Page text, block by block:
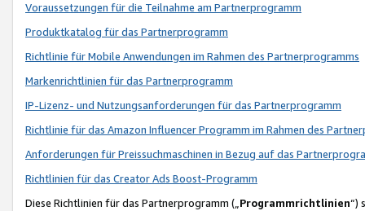
Voraussetzungen für die Teilnahme am Partnerprogramm
Produktkatalog für das Partnerprogramm
Richtlinie für Mobile Anwendungen im Rahmen des Partnerprogramms
Markenrichtlinien für das Partnerprogramm
IP-Lizenz- und Nutzungsanforderungen für das Partnerprogramm
Richtlinie für das Amazon Influencer Programm im Rahmen des
Anforderungen für Preissuchmaschinen in Bezug auf das
Richtlinien für das Creator Ads Boost-Programm
Diese Richtlinien für das Partnerprogramm („Programmrichtlinien“)